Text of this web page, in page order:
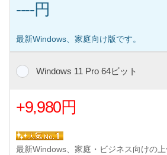
----円
最新Windows、家庭向け版です。
Windows 11 Pro 64ビット
+9,980円
最新Windows、家庭・ビジネス向けの上